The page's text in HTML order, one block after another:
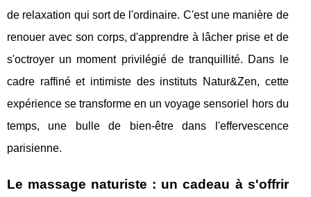
de relaxation qui sort de l'ordinaire. C'est une manière de
renouer avec son corps, d'apprendre à lâcher prise et de
s'octroyer un moment privilégié de tranquillité. Dans le
cadre raffiné et intimiste des instituts Natur&Zen, cette
expérience se transforme en un voyage sensoriel hors du
temps, une bulle de bien-être dans l'effervescence
parisienne.
Le massage naturiste : un cadeau à s'offrir